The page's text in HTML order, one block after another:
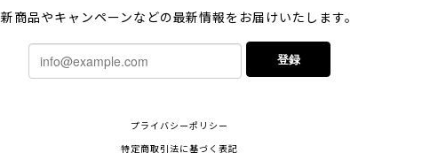
新商品やキャンペーンなどの最新情報をお届けいたします。
登録
プライバシーポリシー
特定商取引法に基づく表記